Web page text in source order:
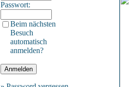
Passwort:
Beim nächsten
Besuch
automatisch
anmelden?